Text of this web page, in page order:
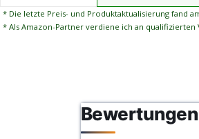
* Die letzte Preis- und Produktaktualisierung fand
* Als Amazon-Partner verdiene ich an qualifizierten